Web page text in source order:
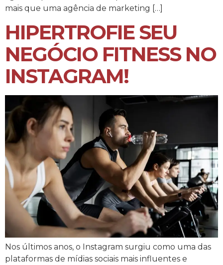
mais que uma agência de marketing […]
HIPERTROFIE SEU
NEGÓCIO FITNESS NO
INSTAGRAM!
Nos últimos anos, o Instagram surgiu como uma das
plataformas de mídias sociais mais influentes e